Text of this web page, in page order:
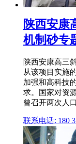
陕西安康
机制砂专
陕西安康高三
从该项目实施
加强和高科技
求。国家对资
曾召开两次人
联系电话: 180